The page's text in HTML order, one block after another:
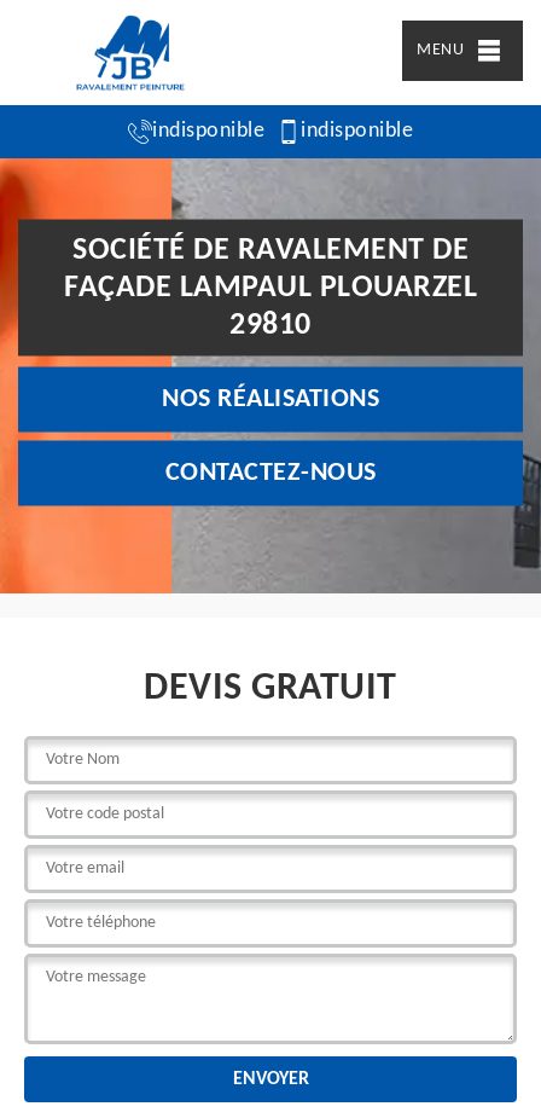
MENU
indisponible indisponible
SOCIÉTÉ DE RAVALEMENT DE
FAÇADE LAMPAUL PLOUARZEL
29810
NOS RÉALISATIONS
CONTACTEZ-NOUS
DEVIS GRATUIT